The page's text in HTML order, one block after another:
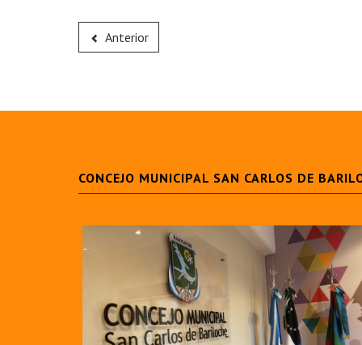
Anterior
CONCEJO MUNICIPAL SAN CARLOS DE